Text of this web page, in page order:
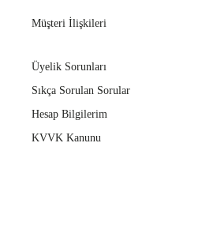
Müşteri İlişkileri
Üyelik Sorunları
Sıkça Sorulan Sorular
Hesap Bilgilerim
KVVK Kanunu